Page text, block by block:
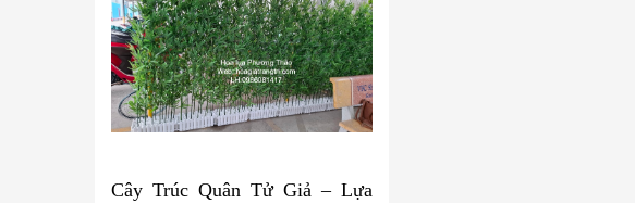
Cây Trúc Quân Tử Giả – Lựa